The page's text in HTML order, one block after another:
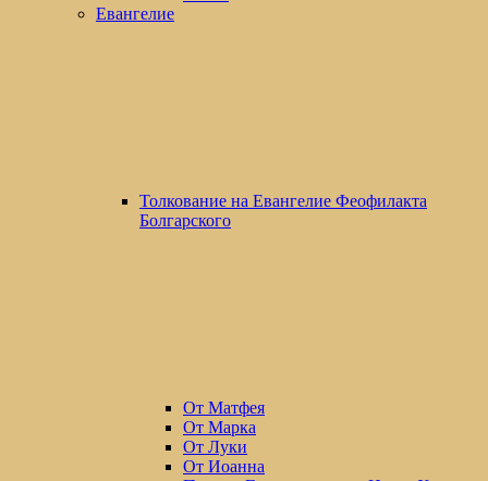
Евангелие
Толкование на Евангелие Феофилакта
Болгарского
От Матфея
От Марка
От Луки
От Иоанна